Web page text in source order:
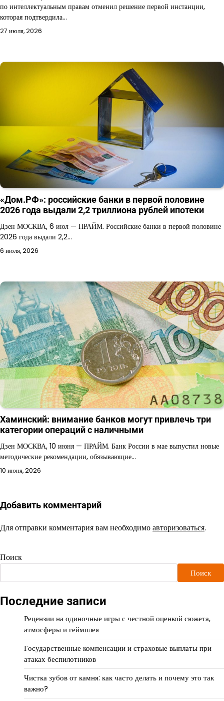
по интеллектуальным правам отменил решение первой инстанции,
которая подтвердила…
27 июля, 2026
«Дом.РФ»: российские банки в первой половине
2026 года выдали 2,2 триллиона рублей ипотеки
Дзен МОСКВА, 6 июл — ПРАЙМ. Российские банки в первой половине
2026 года выдали 2,2…
6 июля, 2026
Хаминский: внимание банков могут привлечь три
категории операций с наличными
Дзен МОСКВА, 10 июня — ПРАЙМ. Банк России в мае выпустил новые
методические рекомендации, обязывающие…
10 июня, 2026
Добавить комментарий
Для отправки комментария вам необходимоавторизоваться.
Поиск
Поиск
Последние записи
Рецензии на одиночные игры с честной оценкой сюжета,
атмосферы и геймплея
Государственные компенсации и страховые выплаты при
атаках беспилотников
Чистка зубов от камня: как часто делать и почему это так
важно?